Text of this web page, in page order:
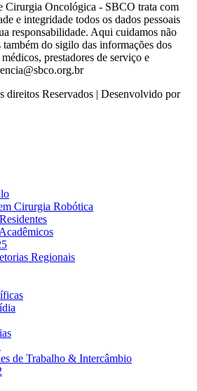
Cirurgia Oncológica - SBCO trata com
e integridade todos os dados pessoais
responsabilidade. Aqui cuidamos não
também do sigilo das informações dos
prestadores de serviço e
Reservados | Desenvolvido por
Cirurgia Robótica
Regionais
de Trabalho & Intercâmbio